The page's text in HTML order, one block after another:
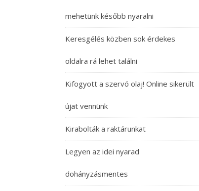
mehetünk később nyaralni
Keresgélés közben sok érdekes
oldalra rá lehet találni
Kifogyott a szervó olaj! Online sikerült
újat vennünk
Kirabolták a raktárunkat
Legyen az idei nyarad
dohányzásmentes